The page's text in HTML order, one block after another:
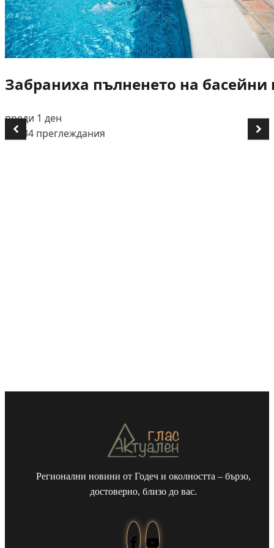
Забраниха пълненето на
преди 1 ден
👁️ 634 преглеждания
Регионални новини от Годеч и околността – бързо,
достоверно, близо до вас.